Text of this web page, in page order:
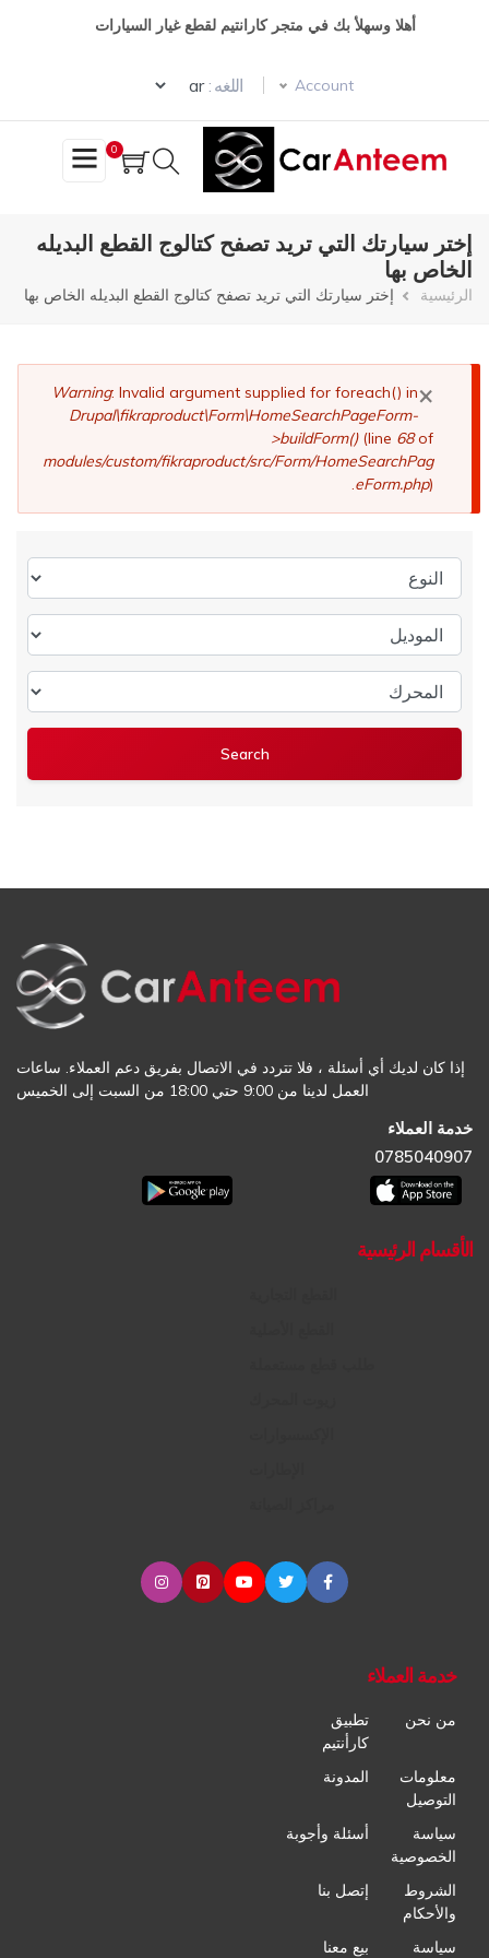
أهلا وسهلأ بك في متجر كارانتيم لقطع غيار السيارات
Account اللغه :
Select your language
0
إختر سيارتك التي تريد تصفح كتالوج القطع البديله
الخاص بها
مسار
الرئيسية إختر سيارتك التي تريد تصفح كتالوج القطع البديله الخاص بها
×
رسالة
الخطأ
Warning: Invalid argument supplied for foreach() in
Drupal\fikraproduct\Form\HomeSearchPageForm-
>buildForm()(line 68of
modules/custom/fikraproduct/src/Form/HomeSearchPag
eForm.php).
النوع
الموديل
المحرك
إذا كان لديك أي أسئلة ، فلا تتردد في الاتصال بفريق دعم العملاء. ساعات
العمل لدينا من 9:00 حتي 18:00 من السبت إلى الخميس
خدمة العملاء
0785040907
الأقسام الرئيسية
خدمة العملاء
من نحن
تطبيق
كارأنتيم
معلومات
التوصيل
المدونة
سياسة
الخصوصية
أسئلة وأجوبة
الشروط
والأحكام
إتصل بنا
سياسة بيع معنا